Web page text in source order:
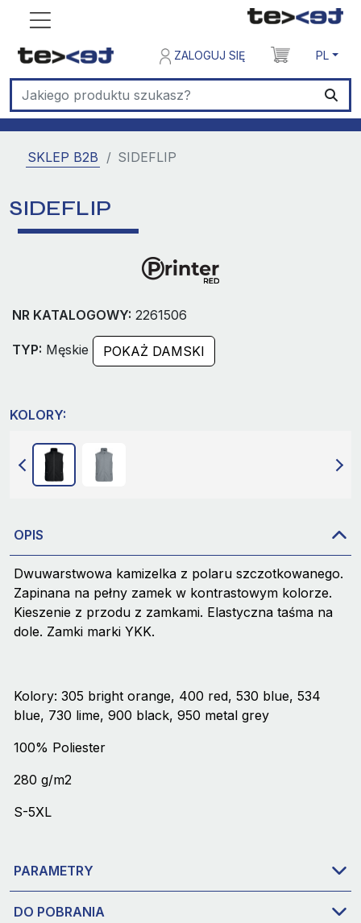
ZALOGUJ SIĘ PL
SKLEP B2B SIDEFLIP
SIDEFLIP
NR KATALOGOWY: 2261506
TYP: Męskie POKAŻ DAMSKI
KOLORY:
OPIS
Dwuwarstwowa kamizelka z polaru szczotkowanego.
Zapinana na pełny zamek w kontrastowym kolorze.
Kieszenie z przodu z zamkami. Elastyczna taśma na
dole. Zamki marki YKK.
Kolory: 305 bright orange, 400 red, 530 blue, 534
blue, 730 lime, 900 black, 950 metal grey
100% Poliester
280 g/m2
S-5XL
PARAMETRY
DO POBRANIA